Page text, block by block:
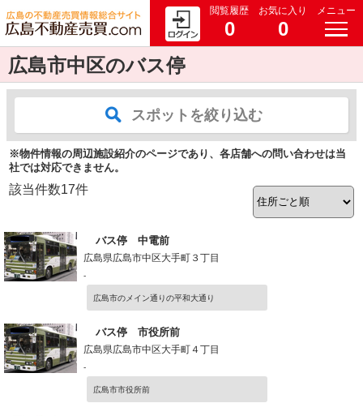
閲覧履歴
0
お気に入り
0
メニュー
広島市中区のバス停
スポットを絞り込む
※物件情報の周辺施設紹介のページであり、各店舗への問い合わせは当
社では対応できません。
該当件数17件
バス停 中電前
広島県広島市中区大手町３丁目
-
広島市のメイン通りの平和大通り
バス停 市役所前
広島県広島市中区大手町４丁目
-
広島市市役所前